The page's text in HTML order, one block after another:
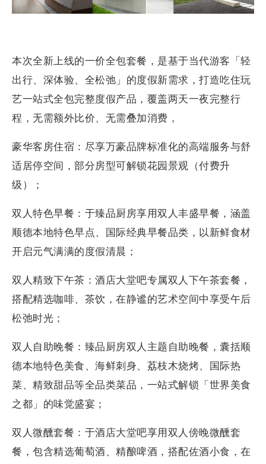
本次全新上线的一价全包套餐，是基于当代游客「轻
出行、深体验、全松弛」的度假新需求，打造吃住玩
艺一站式全包完整度假产品，覆盖两天一夜完整行
程，无需额外比价、无需叠加消费，
豪华客房住宿：尽享万豪品牌标准化的高端服务与舒
适居停空间，部分房型可解锁花园景观（付费升
级）；
双人特色早餐：于臻品厨房享用双人丰盛早餐，涵盖
顺德本地特色早点、国际经典早餐品类，以新鲜食材
开启元气满满的度假清晨；
双人精致下午茶：酒店大堂吧专属双人下午茶套餐，
搭配精选咖啡、茶饮，在静谧的艺术空间中享受午后
松弛时光；
双人自助晚餐：臻品厨房双人主题自助晚餐，囊括顺
德本地特色美食、海鲜刺身、荔枝木烧烤、国际热
菜、精致甜品等全品类菜品，一站式解锁「世界美食
之都」的味觉盛宴；
双人微醺套餐：于酒店大堂吧享用双人傍晚微醺套
餐，包含精选葡萄酒、精酿啤酒，搭配佐酒小食，在